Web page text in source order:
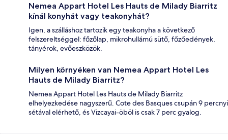
Nemea Appart Hotel Les Hauts de Milady Biarritz
kínál konyhát vagy teakonyhát?
Igen, a szálláshoz tartozik egy teakonyha a következő
felszereltséggel: főzőlap, mikrohullámú sütő, főzőedények,
tányérok, evőeszközök.
Milyen környéken van Nemea Appart Hotel Les
Hauts de Milady Biarritz?
Nemea Appart Hotel Les Hauts de Milady Biarritz
elhelyezkedése nagyszerű. Cote des Basques csupán 9 percnyi
sétával elérhető, és Vizcayai-öböl is csak 7 perc gyalog.